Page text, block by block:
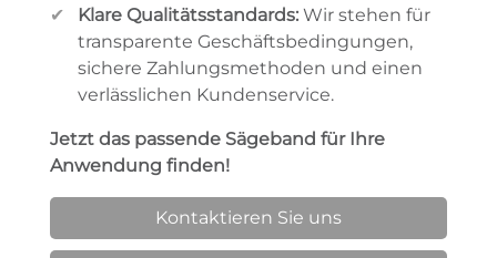
Klare Qualitätsstandards: Wir stehen für
transparente Geschäftsbedingungen,
sichere Zahlungsmethoden und einen
verlässlichen Kundenservice.
Jetzt das passende Sägeband für Ihre
Anwendung finden!
Kontaktieren Sie uns